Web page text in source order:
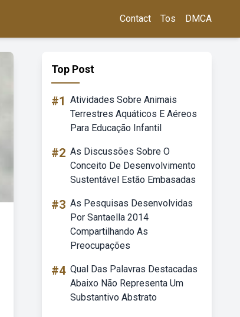
Contact Tos DMCA
Top Post
#1 Atividades Sobre Animais
Terrestres Aquáticos E Aéreos
Para Educação Infantil
#2 As Discussões Sobre O
Conceito De Desenvolvimento
Sustentável Estão Embasadas
#3 As Pesquisas Desenvolvidas
Por Santaella 2014
Compartilhando As
Preocupações
#4 Qual Das Palavras Destacadas
Abaixo Não Representa Um
Substantivo Abstrato